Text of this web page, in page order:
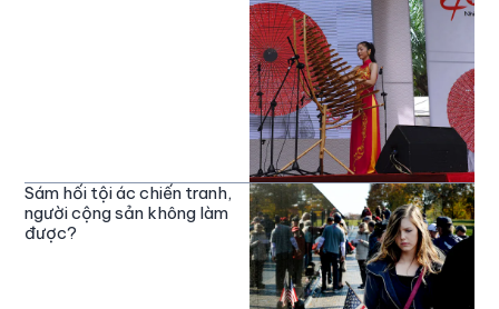
Sám hối tội ác chiến tranh,
người cộng sản không làm
được?